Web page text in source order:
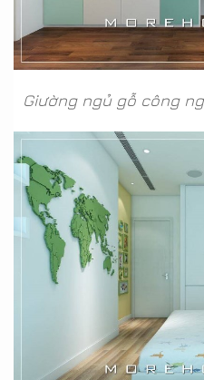
Giường ngủ gỗ công